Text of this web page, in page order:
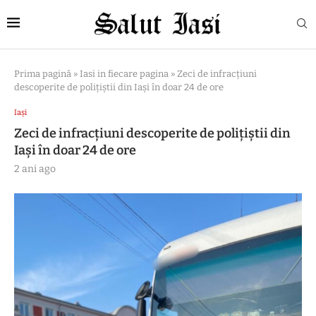
Prima pagină » Iasi in fiecare pagina » Zeci de infracțiuni
descoperite de polițiștii din Iași în doar 24 de ore
Iași
Zeci de infracțiuni descoperite de polițiștii din
Iași în doar 24 de ore
2 ani ago